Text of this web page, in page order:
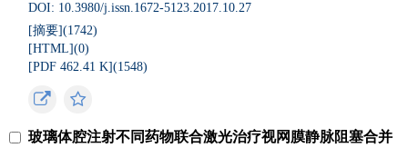
DOI: 10.3980/j.issn.1672-5123.2017.10.27
[摘要](1742)
[HTML](0)
[PDF 462.41 K](1548)
玻璃体腔注射不同药物联合激光治疗视网膜静脉阻塞合并